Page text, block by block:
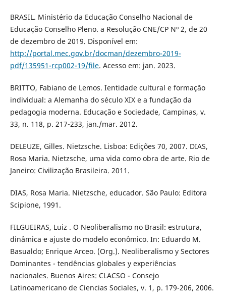
BRASIL. Ministério da Educação Conselho Nacional de
Educação Conselho Pleno. a Resolução CNE/CP Nº 2, de 20
de dezembro de 2019. Disponível em:
http://portal.mec.gov.br/docman/dezembro-2019-
pdf/135951-rcp002-19/file. Acesso em: jan. 2023.
BRITTO, Fabiano de Lemos. Ientidade cultural e formação
individual: a Alemanha do século XIX e a fundação da
pedagogia moderna. Educação e Sociedade, Campinas, v.
33, n. 118, p. 217-233, jan./mar. 2012.
DELEUZE, Gilles. Nietzsche. Lisboa: Edições 70, 2007. DIAS,
Rosa Maria. Nietzsche, uma vida como obra de arte. Rio de
Janeiro: Civilização Brasileira. 2011.
DIAS, Rosa Maria. Nietzsche, educador. São Paulo: Editora
Scipione, 1991.
FILGUEIRAS, Luiz . O Neoliberalismo no Brasil: estrutura,
dinâmica e ajuste do modelo econômico. In: Eduardo M.
Basualdo; Enrique Arceo. (Org.). Neoliberalismo y Sectores
Dominantes - tendências globales y experiências
nacionales. Buenos Aires: CLACSO - Consejo
Latinoamericano de Ciencias Sociales, v. 1, p. 179-206, 2006.